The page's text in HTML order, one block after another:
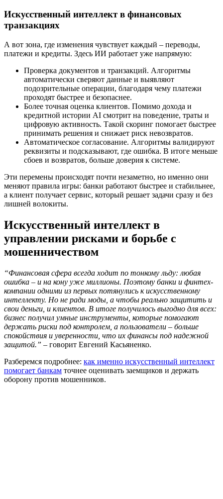
Искусственный интеллект в финансовых
транзакциях
А вот зона, где изменения чувствует каждый – переводы,
платежи и кредиты. Здесь ИИ работает уже напрямую:
Проверка документов и транзакций. Алгоритмы
автоматически сверяют данные и выявляют
подозрительные операции, благодаря чему платежи
проходят быстрее и безопаснее.
Более точная оценка клиентов. Помимо дохода и
кредитной истории AI смотрит на поведение, траты и
цифровую активность. Такой скоринг помогает быстрее
принимать решения и снижает риск невозвратов.
Автоматическое согласование. Алгоритмы валидируют
реквизиты и подсказывают, где ошибка. В итоге меньше
сбоев и возвратов, больше доверия к системе.
Эти перемены происходят почти незаметно, но именно они
меняют правила игры: банки работают быстрее и стабильнее,
а клиент получает сервис, который решает задачи сразу и без
лишней волокиты.
Искусственный интеллект в
управлении рисками и борьбе с
мошенничеством
“Финансовая сфера всегда ходит по тонкому льду: любая
ошибка – и на кону уже миллионы. Поэтому банки и финтех-
компании одними из первых потянулись к искусственному
интеллекту. Но не ради моды, а чтобы реально защитить и
свои деньги, и клиентов. В итоге получилось выгодно для всех:
бизнес получил умные инструменты, которые помогают
держать риски под контролем, а пользователи – больше
спокойствия и уверенности, что их финансы под надежной
защитой.” – говорит Евгений Касьяненко.
Разберемся подробнее: как именно искусственный интеллект
помогает банкам точнее оценивать заемщиков и держать
оборону против мошенников.